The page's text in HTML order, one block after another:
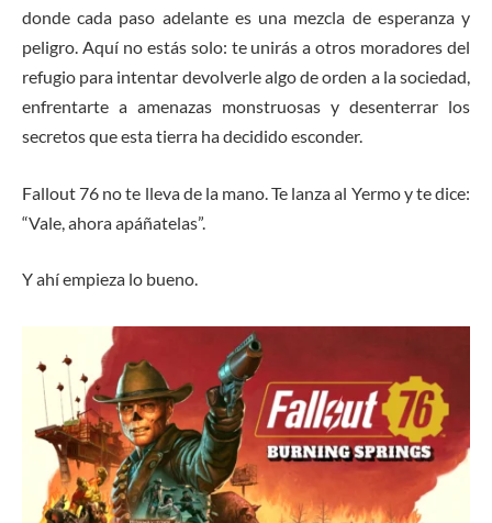
donde cada paso adelante es una mezcla de esperanza y
peligro. Aquí no estás solo: te unirás a otros moradores del
refugio para intentar devolverle algo de orden a la sociedad,
enfrentarte a amenazas monstruosas y desenterrar los
secretos que esta tierra ha decidido esconder.
Fallout 76 no te lleva de la mano. Te lanza al Yermo y te dice:
“Vale, ahora apáñatelas”.
Y ahí empieza lo bueno.